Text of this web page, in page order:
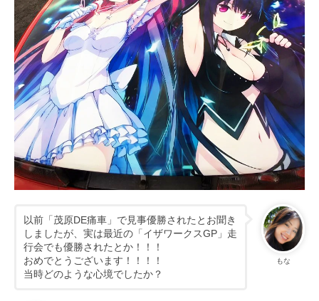
もな
以前「茂原DE痛車」で見事優勝されたとお聞き
しましたが、実は最近の「イザワークスGP」走
行会でも優勝されたとか！！！
おめでとうございます！！！！
当時どのような心境でしたか？